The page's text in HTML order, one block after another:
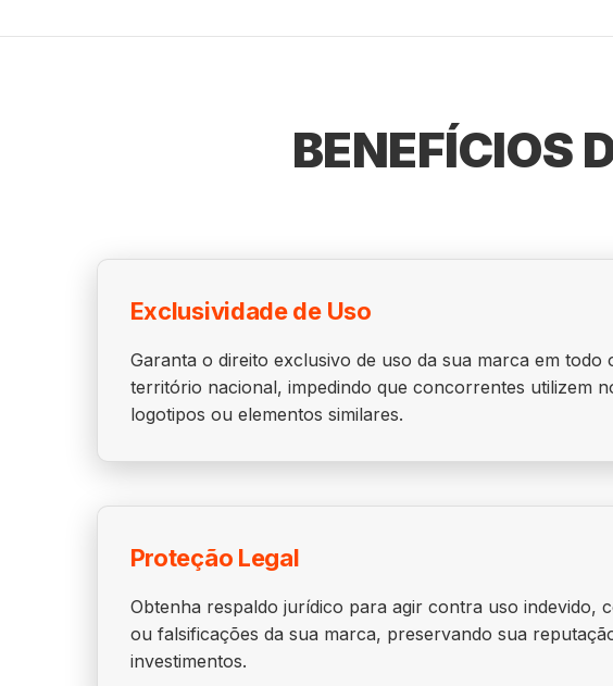
BENEFÍCIOS
Exclusividade de Uso
Garanta o direito exclusivo de uso da sua marca em todo
território nacional, impedindo que concorrentes utilizem
logotipos ou elementos similares.
Proteção Legal
Obtenha respaldo jurídico para agir contra uso indevido,
ou falsificações da sua marca, preservando sua
investimentos.